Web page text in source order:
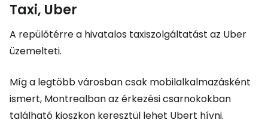
Taxi, Uber
A repülőtérre a hivatalos taxiszolgáltatást az Uber
üzemelteti.
Míg a legtöbb városban csak mobilalkalmazásként
ismert, Montrealban az érkezési csarnokokban
található kioszkon keresztül lehet Ubert hívni.